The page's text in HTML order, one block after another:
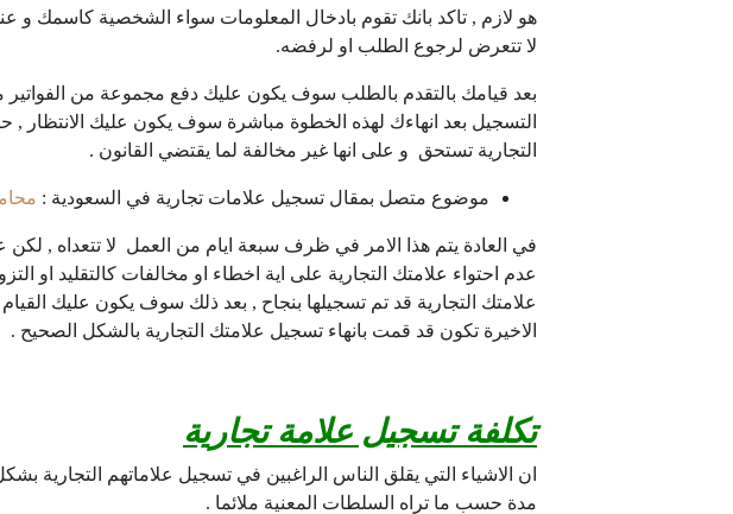
هو لازم , تاكد بانك تقوم بادخال المعلومات سواء الشخصية كاسمك و
لا تتعرض لرجوع الطلب او لرفضه.
بعد قيامك بالتقدم بالطلب سوف يكون عليك دفع مجموعة من
التسجيل بعد انهاءك لهذه الخطوة مباشرة سوف يكون عليك
التجارية تستحق و على انها غير مخالفة لما يقتضي القانون .
موضوع متصل بمقال تسجيل علامات تجارية في السعودية :
في العادة يتم هذا الامر في ظرف سبعة ايام من العمل لا تتعداه ,
عدم احتواء علامتك التجارية على اية اخطاء او مخالفات كالتقليد او
علامتك التجارية قد تم تسجيلها بنجاح , بعد ذلك سوف يكون عليك
الاخيرة تكون قد قمت بانهاء تسجيل علامتك التجارية بالشكل الصحيح .
تكلفة تسجيل علامة تجارية
ان الاشياء التي يقلق الناس الراغبين في تسجيل علاماتهم التجارية
مدة حسب ما تراه السلطات المعنية ملائما .